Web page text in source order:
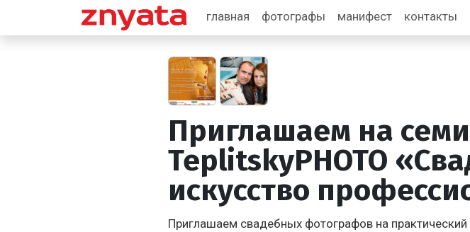
главная фотографы манифест контакты
Приглашаем на
TeplitskyPHOTO
искусство
Приглашаем свадебных фотографов на